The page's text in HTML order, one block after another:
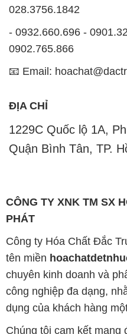
028.3756.1842
- 0932.660.696 -
0902.765.866
📧 Email:
ĐỊA CHỈ
1229C Quốc lộ 1A,
Quận Bình Tân, TP.
CÔNG TY XNK TM SX
PHÁT
Công ty Hóa Chất Đắc
tên miền
chuyên kinh doanh và
công nghiệp đa dạng,
dụng của khách hàng
Chúng tôi cam kết mang